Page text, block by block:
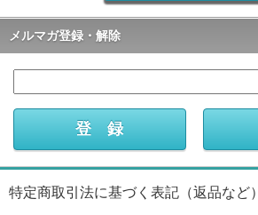
メルマガ登録・解除
特定商取引法に基づく表記（返品など）